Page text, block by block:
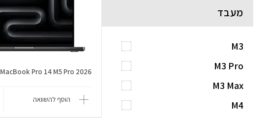
MacBook Pro 14 M5 Pro 2026
הוסף להשוואה
מעבד
M3
M3 Pro
M3 Max
M4